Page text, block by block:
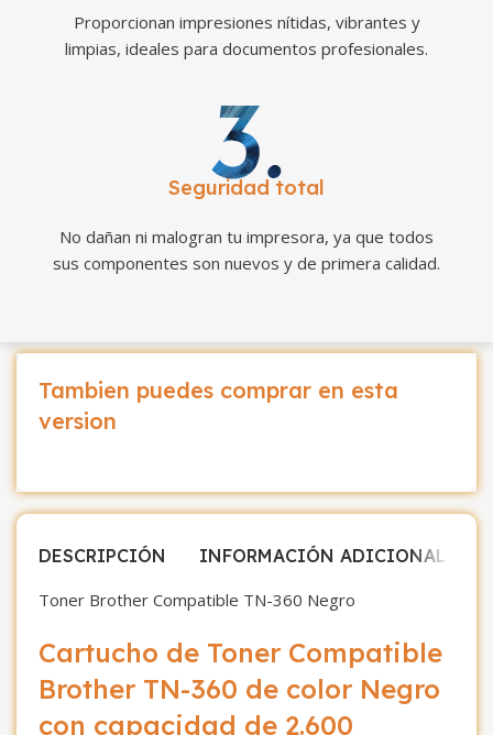
Proporcionan impresiones nítidas, vibrantes y
limpias, ideales para documentos profesionales.
Seguridad total
No dañan ni malogran tu impresora, ya que todos
sus componentes son nuevos y de primera calidad.
DESCRIPCIÓN INFORMACIÓN ADICIONAL
Toner Brother Compatible TN-360 Negro
Cartucho de Toner Compatible
Brother TN-360 de color Negro
con capacidad de 2.600
Tambien puedes comprar en esta
version